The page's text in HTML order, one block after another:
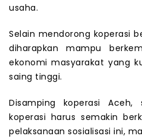
usaha.
Selain mendorong koperasi
diharapkan mampu
ekonomi masyarakat yang
saing tinggi.
Disamping koperasi
koperasi harus semakin
pelaksanaan sosialisasi ini,